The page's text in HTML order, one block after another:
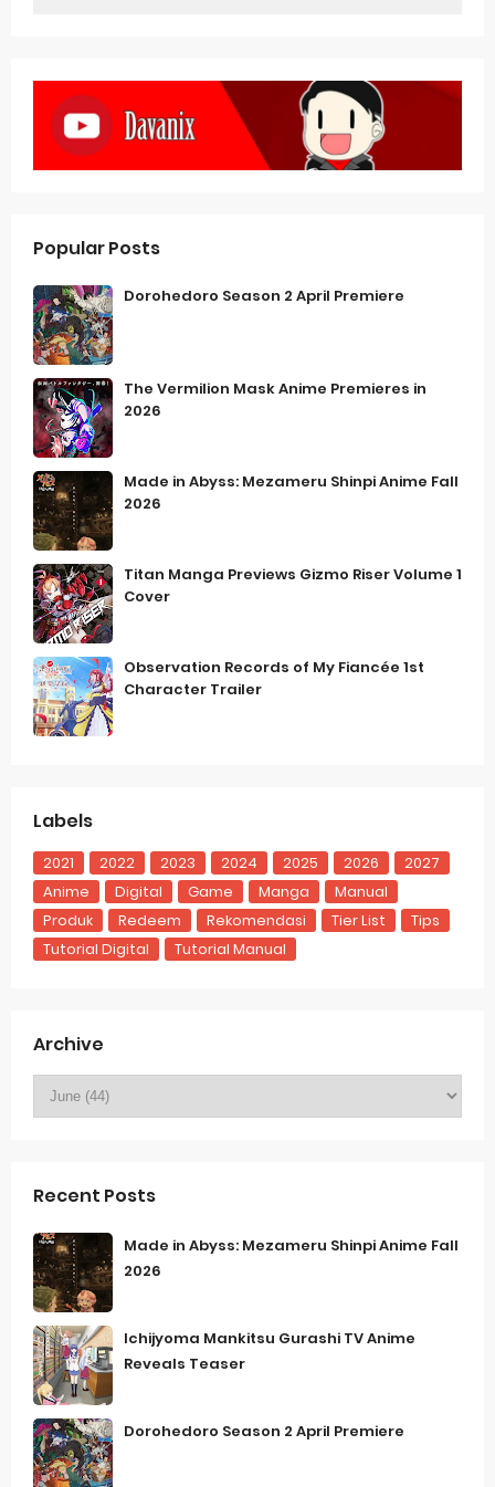
Popular Posts
Dorohedoro Season 2 April Premiere
The Vermilion Mask Anime Premieres in
2026
Made in Abyss: Mezameru Shinpi Anime Fall
2026
Titan Manga Previews Gizmo Riser Volume 1
Cover
Observation Records of My Fiancée 1st
Character Trailer
Labels
2021 2022 2023 2024 2025 2026
2027
Anime
Digital Game Manga
Manual
Produk
Redeem Rekomendasi Tier List
Tips
Tutorial Digital
Tutorial Manual
Archive
Recent Posts
Made in Abyss: Mezameru Shinpi Anime Fall
2026
Ichijyoma Mankitsu Gurashi TV Anime
Reveals Teaser
Dorohedoro Season 2 April Premiere